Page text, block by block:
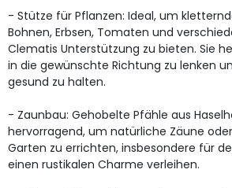
- Stütze für Pflanzen: Ideal, um
Bohnen, Erbsen, Tomaten und
Clematis Unterstützung zu bieten. Sie
in die gewünschte Richtung zu lenken
gesund zu halten.
- Zaunbau: Gehobelte Pfähle aus
hervorragend, um natürliche Zäune
Garten zu errichten, insbesondere für
einen rustikalen Charme verleihen.